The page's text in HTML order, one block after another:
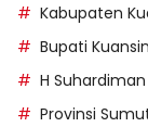
Kabupaten
Bupati
H
Provinsi